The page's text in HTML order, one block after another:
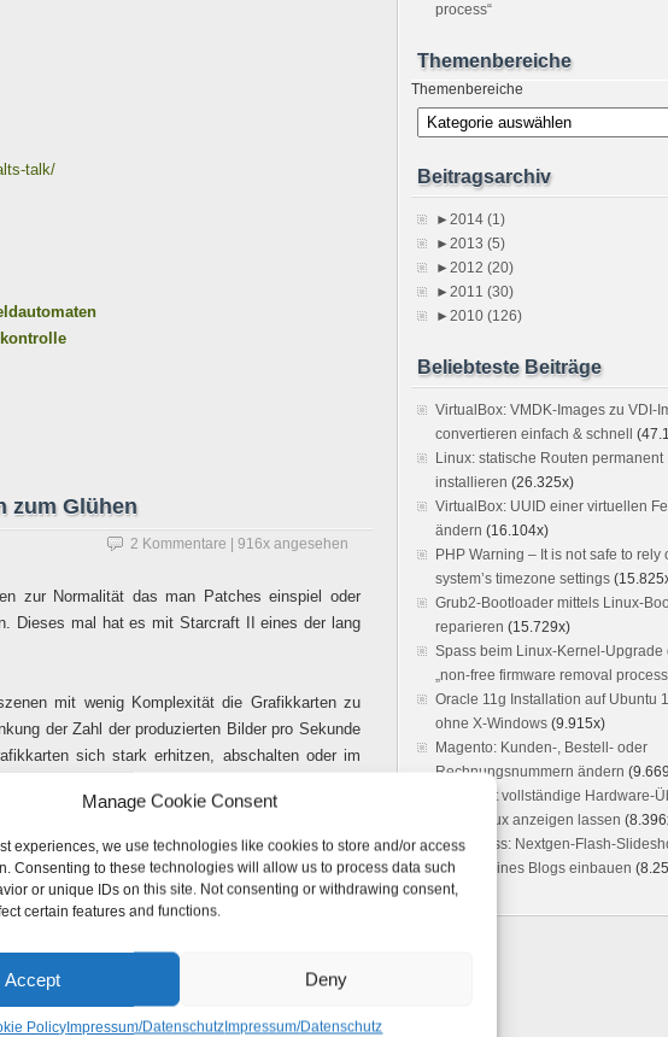
Manage Cookie Consent
experiences, we use technologies like cookies to store and/or access
Consenting to these technologies will allow us to process data such
or unique IDs on this site. Not consenting or withdrawing consent,
certain features and functions.
Accept Deny
PolicyImpressum/DatenschutzImpressum/Datenschutz
talk/
zum Glühen
2 Kommentare | 916x angesehen
zur Normalität das man Patches einspiel oder
Dieses mal hat es mit Starcraft II eines der lang
mit wenig Komplexität die Grafikkarten zu
der Zahl der produzierten Bilder pro Sekunde
sich stark erhitzen, abschalten oder im
process“
Themenbereiche
Themenbereiche
Beitragsarchiv
►2014 (1)
►2013 (5)
►2012 (20)
►2011 (30)
►2010 (126)
Beliebteste Beiträge
VirtualBox: VMDK-Images zu VDI-
convertieren einfach & schnell
Linux: statische Routen permanent
installieren (26.325x)
VirtualBox: UUID einer virtuellen
ändern (16.104x)
PHP Warning – It is not safe to rely
system’s timezone settings
Grub2-Bootloader mittels Linux-
reparieren (15.729x)
Spass beim Linux-Kernel-Upgrade
„non-free firmware removal
Oracle 11g Installation auf Ubuntu
ohne X-Windows (9.915x)
Magento: Kunden-, Bestell- oder
Rechnungsnummern ändern
Möglichst vollständige Hardware-
unter Linux anzeigen lassen
WordPress: Nextgen-Flash-
Header eines Blogs einbauen